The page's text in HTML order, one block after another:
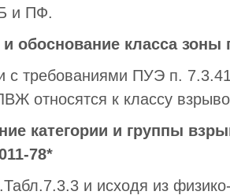
и ПФ.
обоснование класса зоны
с требованиями ПУЭ п.
относятся к классу
категории и группы
78*
и исходя из